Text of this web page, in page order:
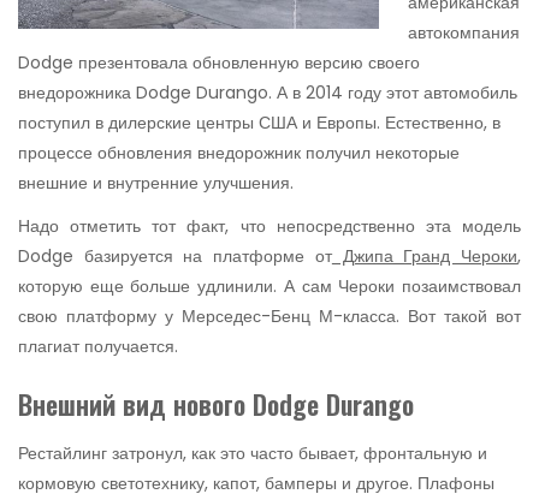
автокомпания
Dodge презентовала обновленную версию своего
внедорожника Dodge Durango. А в 2014 году этот автомобиль
поступил в дилерские центры США и Европы. Естественно, в
процессе обновления внедорожник получил некоторые
внешние и внутренние улучшения.
Надо отметить тот факт, что непосредственно эта модель
Dodge базируется на платформе отДжипа Гранд Чероки,
которую еще больше удлинили. А сам Чероки позаимствовал
свою платформу у Мерседес-Бенц М-класса. Вот такой вот
плагиат получается.
Внешний вид нового Dodge Durango
Рестайлинг затронул, как это часто бывает, фронтальную и
кормовую светотехнику, капот, бамперы и другое. Плафоны